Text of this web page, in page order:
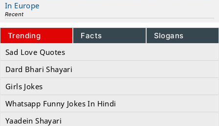
In Europe
Recent
Trending Facts Slogans
Sad Love Quotes
Dard Bhari Shayari
Girls Jokes
Whatsapp Funny Jokes In Hindi
Yaadein Shayari